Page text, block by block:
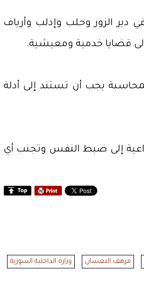
الزور وحلب وإدلب وأرياف
قضايا خدمية ومعيشية.
يجب أن تستند إلى أدلة
إلى ضبط النفس وتجنب أي
مرهف النعسان وزارة الداخلية السورية